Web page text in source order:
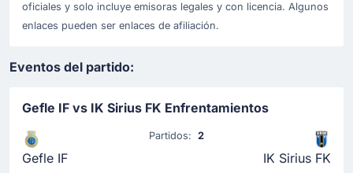
oficiales y solo incluye emisoras legales y con licencia. Algunos
enlaces pueden ser enlaces de afiliación.
Eventos del partido:
Gefle IF vs IK Sirius FK Enfrentamientos
Gefle IF
Partidos: 2
IK Sirius FK